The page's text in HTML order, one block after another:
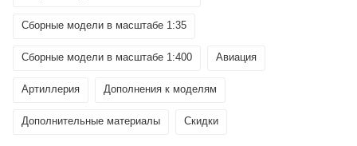
Сборные модели в масштабе 1:35
Сборные модели в масштабе 1:400 Авиация
Артиллерия Дополнения к моделям
Дополнительные материалы Скидки